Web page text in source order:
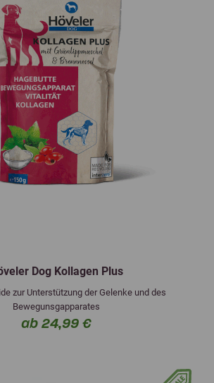
Dog Kollagen Plus
zur Unterstützung der Gelenke und des
Bewegunsgapparates
ab 24,99 €